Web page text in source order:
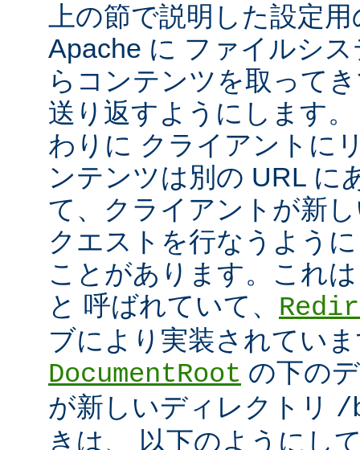
上の節で説明した設定
Apache に ファイルシ
らコンテンツを取って
送り返すようにします
わりに クライアントに
ンテンツは別の URL に
て、クライアントが新
クエストを行なうよう
ことがあります。これは
と 呼ばれていて、
ブにより実装されてい
DocumentRoot の下の
が新しいディレクトリ /
きは、 以下のようにし